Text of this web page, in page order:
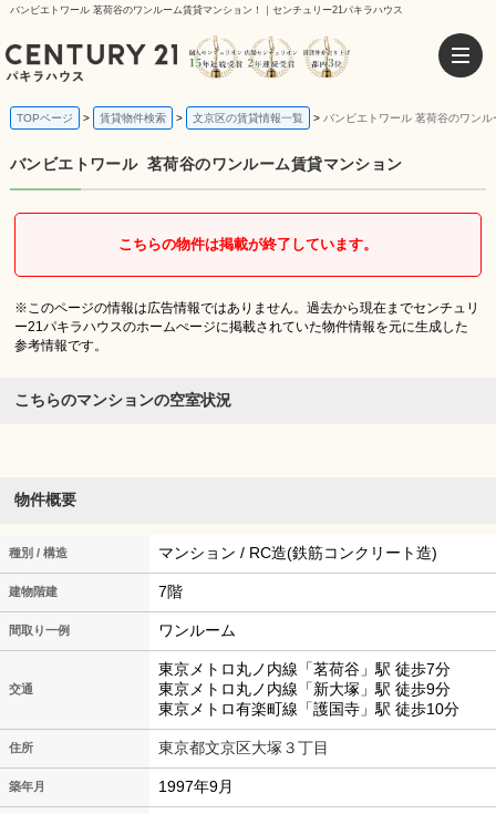
バンビエトワール 茗荷谷のワンルーム賃貸マンション！｜センチュリー21パキラハウス
TOPページ 賃貸物件検索 文京区の賃貸情報一覧 バンビエトワール 茗荷谷のワン
バンビエトワール 茗荷谷のワンルーム賃貸マンション
こちらの物件は掲載が終了しています。
※このページの情報は広告情報ではありません。過去から現在までセンチュリ
ー21パキラハウスのホームぺージに掲載されていた物件情報を元に生成した
参考情報です。
こちらのマンションの空室状況
物件概要
種別 / 構造 マンション / RC造(鉄筋コンクリート造)
建物階建 7階
間取り一例 ワンルーム
交通
東京メトロ丸ノ内線「茗荷谷」駅 徒歩7分
東京メトロ丸ノ内線「新大塚」駅 徒歩9分
東京メトロ有楽町線「護国寺」駅 徒歩10分
住所 東京都文京区大塚３丁目
築年月 1997年9月